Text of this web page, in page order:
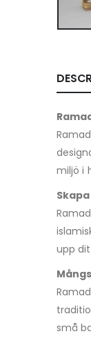
miljö i
upp
små